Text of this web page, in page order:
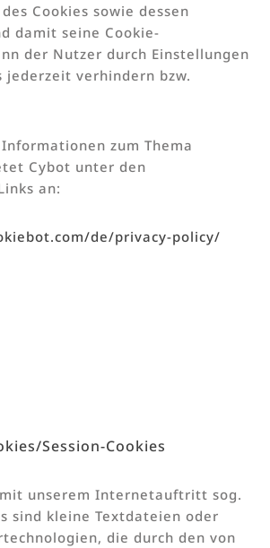
Cookies sowie dessen
damit seine Cookie-
der Nutzer durch Einstellungen
jederzeit verhindern bzw.
zum Thema
Cybot unter den
an:
de/privacy-policy/
Session-Cookies
unserem Internetauftritt sog.
sind kleine Textdateien oder
die durch den von